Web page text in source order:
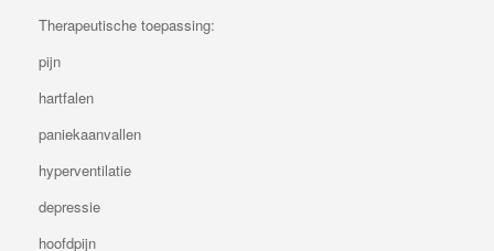
Therapeutische toepassing:
pijn
hartfalen
paniekaanvallen
hyperventilatie
depressie
hoofdpijn